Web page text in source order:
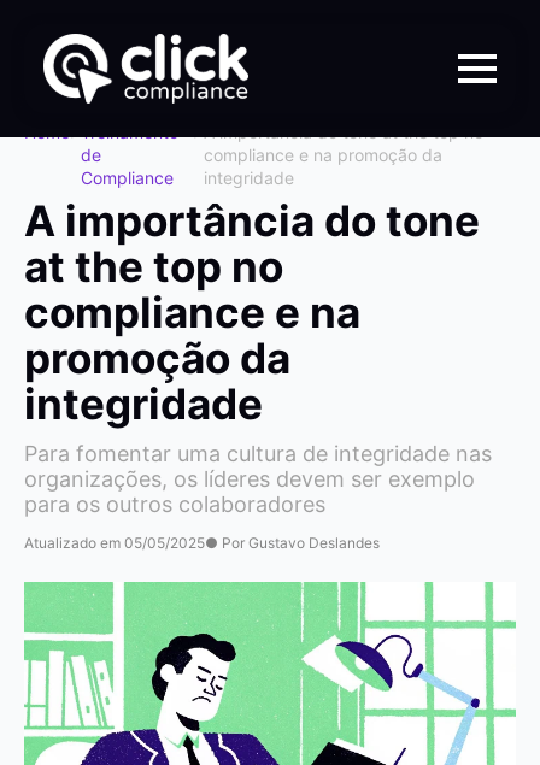
de
Compliance
compliance e na promoção da
integridade
A importância do tone
at the top no
compliance e na
promoção da
integridade
Para fomentar uma cultura de integridade nas
organizações, os líderes devem ser exemplo
para os outros colaboradores
Atualizado em 05/05/2025● Por Gustavo Deslandes